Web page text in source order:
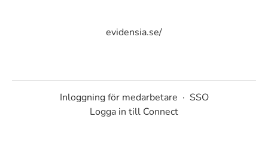
evidensia.se/
Inloggning för medarbetare · SSO
Logga in till Connect